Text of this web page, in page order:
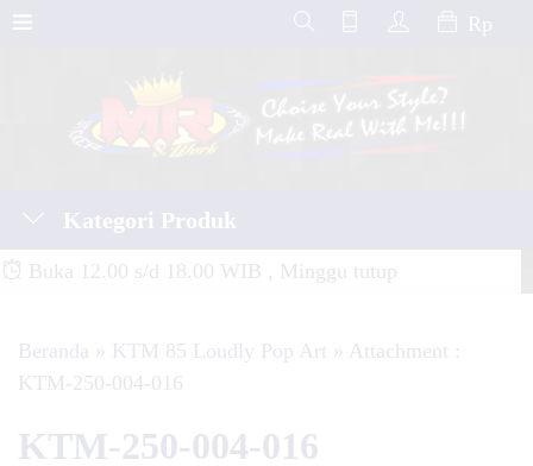
Rp
Kategori Produk
Buka 12.00 s/d 18.00 WIB , Minggu tutup
Beranda » KTM 85 Loudly Pop Art
» Attachment :
KTM-250-004-016
KTM-250-004-016